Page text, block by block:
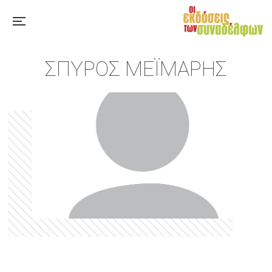
ΣΠΎΡΟΣ ΜΕΪΜΆΡΗΣ